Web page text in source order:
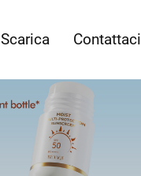
Scarica Contattaci